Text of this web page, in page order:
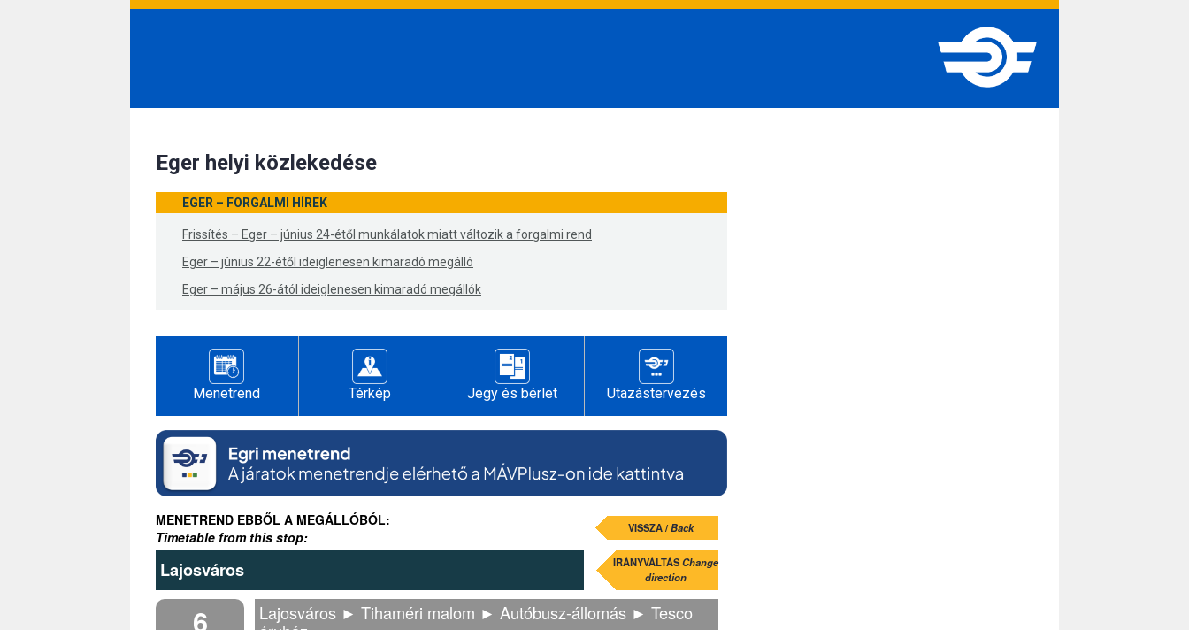
Eger helyi közlekedése
EGER – FORGALMI HÍREK
Frissítés – Eger – június 24-étől munkálatok miatt változik a forgalmi rend
Eger – június 22-étől ideiglenesen kimaradó megálló
Eger – május 26-ától ideiglenesen kimaradó megállók
Menetrend Térkép Jegy és bérlet Utazástervezés
MENETREND EBBŐL A MEGÁLLÓBÓL:
Timetable from this stop:
VISSZA /Back
Lajosváros IRÁNYVÁLTÁSChange
direction
6
Lajosváros ► Tihaméri malom ► Autóbusz-állomás ► Tesco